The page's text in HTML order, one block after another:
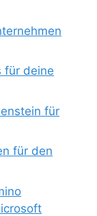
für deine
für
für den